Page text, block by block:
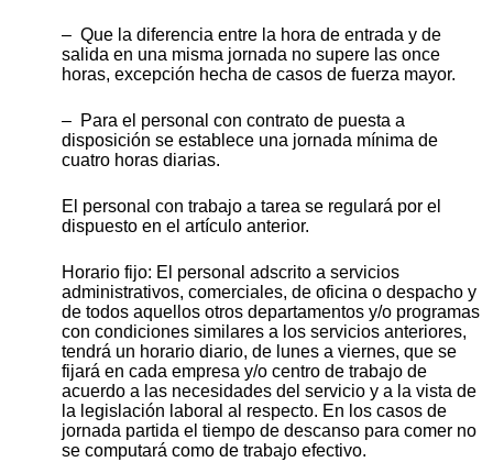
– Que la diferencia entre la hora de entrada y de
salida en una misma jornada no supere las once
horas, excepción hecha de casos de fuerza mayor.
– Para el personal con contrato de puesta a
disposición se establece una jornada mínima de
cuatro horas diarias.
El personal con trabajo a tarea se regulará por el
dispuesto en el artículo anterior.
Horario fijo: El personal adscrito a servicios
administrativos, comerciales, de oficina o despacho y
de todos aquellos otros departamentos y/o programas
con condiciones similares a los servicios anteriores,
tendrá un horario diario, de lunes a viernes, que se
fijará en cada empresa y/o centro de trabajo de
acuerdo a las necesidades del servicio y a la vista de
la legislación laboral al respecto. En los casos de
jornada partida el tiempo de descanso para comer no
se computará como de trabajo efectivo.